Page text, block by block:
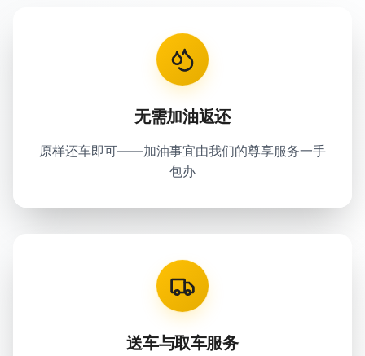
无需加油返还
原样还车即可——加油事宜由我们的尊享服务一手
包办
送车与取车服务